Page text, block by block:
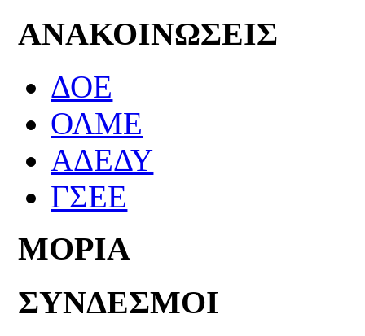
ΑΝΑΚΟΙΝΩΣΕΙΣ
ΔΟΕ
ΟΛΜΕ
ΑΔΕΔΥ
ΓΣΕΕ
ΜΟΡΙΑ
ΣΥΝΔΕΣΜΟΙ